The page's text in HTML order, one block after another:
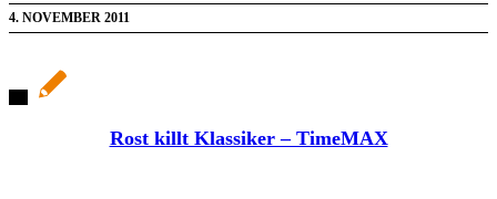
4. NOVEMBER 2011
Rost killt Klassiker – TimeMAX